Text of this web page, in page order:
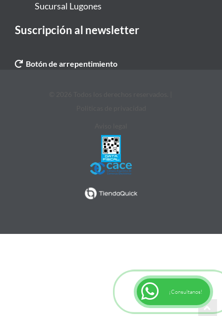
Sucursal Lugones
Suscripción al newsletter
Botón de arrepentimiento
¡Consultanos!